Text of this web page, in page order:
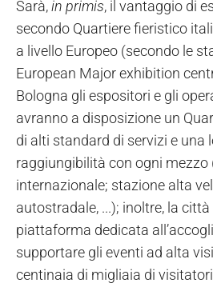
Sarà,in primis, il vantaggio di
secondo Quartiere fieristico
a livello Europeo (secondo le
European Major exhibition
Bologna gli espositori e gli
avranno a disposizione un
di alti standard di servizi e una
raggiungibilità con ogni mezzo
internazionale; stazione alta
autostradale, ...); inoltre, la
piattaforma dedicata
supportare gli eventi ad alta
centinaia di migliaia di